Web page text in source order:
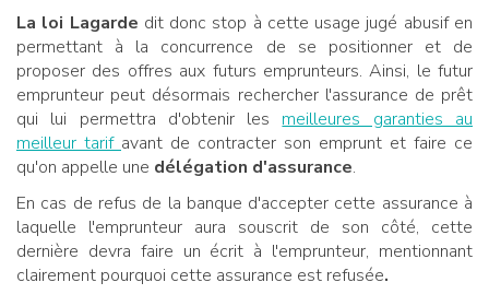
La loi Lagarde dit donc stop à cette usage jugé abusif en
permettant à la concurrence de se positionner et de
proposer des offres aux futurs emprunteurs. Ainsi, le futur
emprunteur peut désormais rechercher l'assurance de prêt
qui lui permettra d'obtenir les meilleures garanties au
meilleur tarif avant de contracter son emprunt et faire ce
qu'on appelle une délégation d'assurance.
En cas de refus de la banque d'accepter cette assurance à
laquelle l'emprunteur aura souscrit de son côté, cette
dernière devra faire un écrit à l'emprunteur, mentionnant
clairement pourquoi cette assurance est refusée.